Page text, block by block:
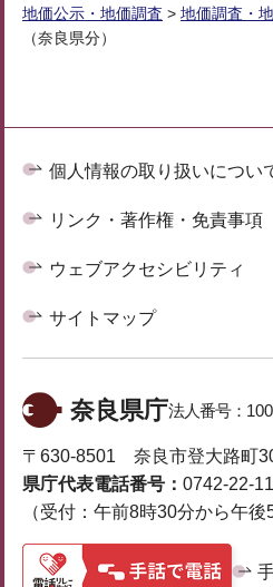
地価公示・地価調査 > 地価調査・
（奈良県分）
個人情報の取り扱いについ
リンク・著作権・免責事項
ウェブアクセシビリティ
サイトマップ
奈良県庁法人番号：
〒630-8501 奈良市登大路町
県庁代表電話番号： 0742-22-
（受付：午前8時30分から午後